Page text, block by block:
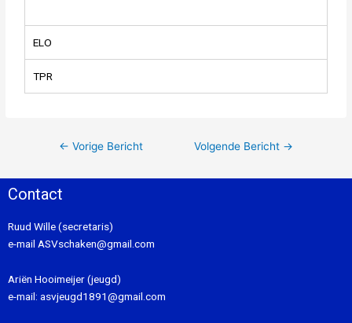
ELO
TPR
← Vorige Bericht Volgende Bericht →
Contact
Ruud Wille (secretaris)
e-mail ASVschaken@gmail.com
Ariën Hooimeijer (jeugd)
e-mail: asvjeugd1891@gmail.com